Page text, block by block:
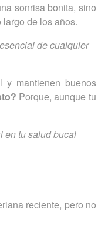
sonrisa bonita, sino
de los años.
de cualquier
y mantienen buenos
Porque, aunque tu
en tu salud bucal
reciente, pero no